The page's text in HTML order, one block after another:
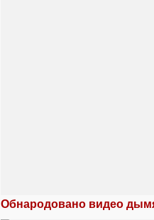
Обнародовано видео